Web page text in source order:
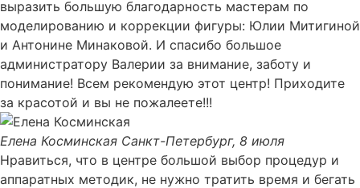
выразить большую благодарность мастерам по
моделированию и коррекции фигуры: Юлии Митигиной
и Антонине Минаковой. И спасибо большое
администратору Валерии за внимание, заботу и
понимание! Всем рекомендую этот центр! Приходите
за красотой и вы не пожалеете!!!
Елена Косминская Санкт-Петербург, 8 июля
Нравиться, что в центре большой выбор процедур и
аппаратных методик, не нужно тратить время и бегать